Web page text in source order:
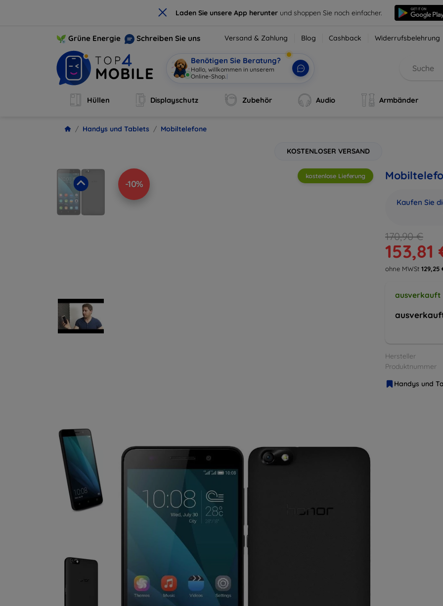
× Laden Sie unsere App herunter und shoppen Sie noch einfacher.
Grüne Energie Schreiben Sie uns Versand & Zahlung Blog Cashback Widerrufsbelehrung
Benötigen Sie Beratung?
Hallo, willkommen in unserem
Online-|
Hüllen Displayschutz Zubehör Audio Armbänder
Handys und Tablets Mobiltelefone
KOSTENLOSER VERSAND
-10%
kostenlose Lieferung
Kaufen Sie
170,90 €
153,81
ohne MWSt 129,25
ausverkauft
Hersteller
Produktnummer
Handys und